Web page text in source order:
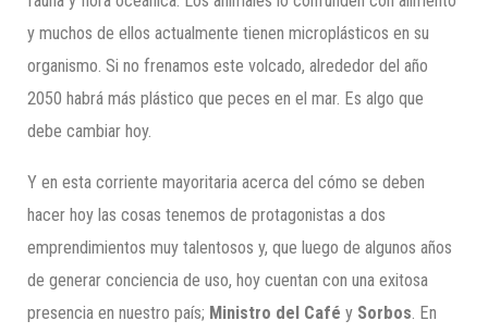
y muchos de ellos actualmente tienen microplásticos en su
organismo. Si no frenamos este volcado, alrededor del año
2050 habrá más plástico que peces en el mar. Es algo que
debe cambiar hoy.
Y en esta corriente mayoritaria acerca del cómo se deben
hacer hoy las cosas tenemos de protagonistas a dos
emprendimientos muy talentosos y, que luego de algunos años
de generar conciencia de uso, hoy cuentan con una exitosa
presencia en nuestro país; Ministro del Café y Sorbos . En